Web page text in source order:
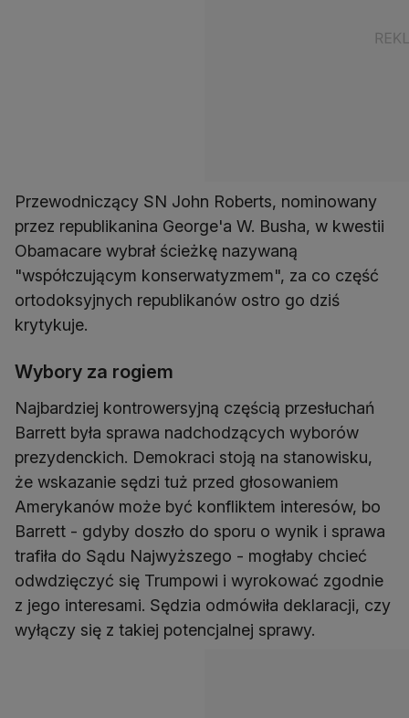
Przewodniczący SN John Roberts, nominowany
przez republikanina George'a W. Busha, w kwestii
Obamacare wybrał ścieżkę nazywaną
"współczującym konserwatyzmem", za co część
ortodoksyjnych republikanów ostro go dziś
krytykuje.
Wybory za rogiem
Najbardziej kontrowersyjną częścią przesłuchań
Barrett była sprawa nadchodzących wyborów
prezydenckich. Demokraci stoją na stanowisku,
że wskazanie sędzi tuż przed głosowaniem
Amerykanów może być konfliktem interesów, bo
Barrett - gdyby doszło do sporu o wynik i sprawa
trafiła do Sądu Najwyższego - mogłaby chcieć
odwdzięczyć się Trumpowi i wyrokować zgodnie
z jego interesami. Sędzia odmówiła deklaracji, czy
wyłączy się z takiej potencjalnej sprawy.